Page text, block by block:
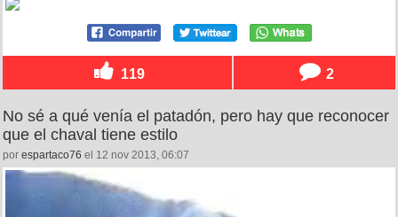
119 2
No sé a qué venía el patadón, pero hay que reconocer
que el chaval tiene estilo
por espartaco76 el 12 nov 2013, 06:07